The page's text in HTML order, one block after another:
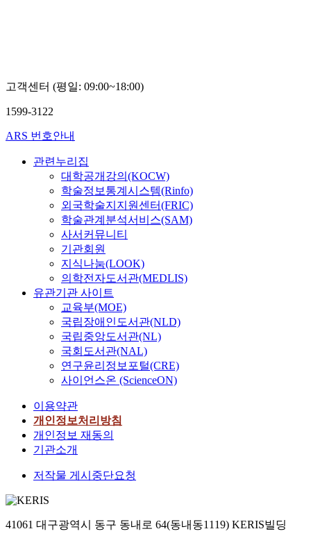
고객센터 (평일: 09:00~18:00)
1599-3122
ARS 번호안내
관련누리집
대학공개강의(KOCW)
학술정보통계시스템(Rinfo)
외국학술지지원센터(FRIC)
학술관계분석서비스(SAM)
사서커뮤니티
기관회원
지식나눔(LOOK)
의학전자도서관(MEDLIS)
유관기관 사이트
교육부(MOE)
국립장애인도서관(NLD)
국립중앙도서관(NL)
국회도서관(NAL)
연구윤리정보포털(CRE)
사이언스온 (ScienceON)
이용약관
개인정보처리방침
개인정보 재동의
기관소개
저작물 게시중단요청
41061 대구광역시 동구 동내로 64(동내동1119) KERIS빌딩